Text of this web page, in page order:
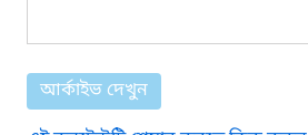
আর্কাইভ দেখুন